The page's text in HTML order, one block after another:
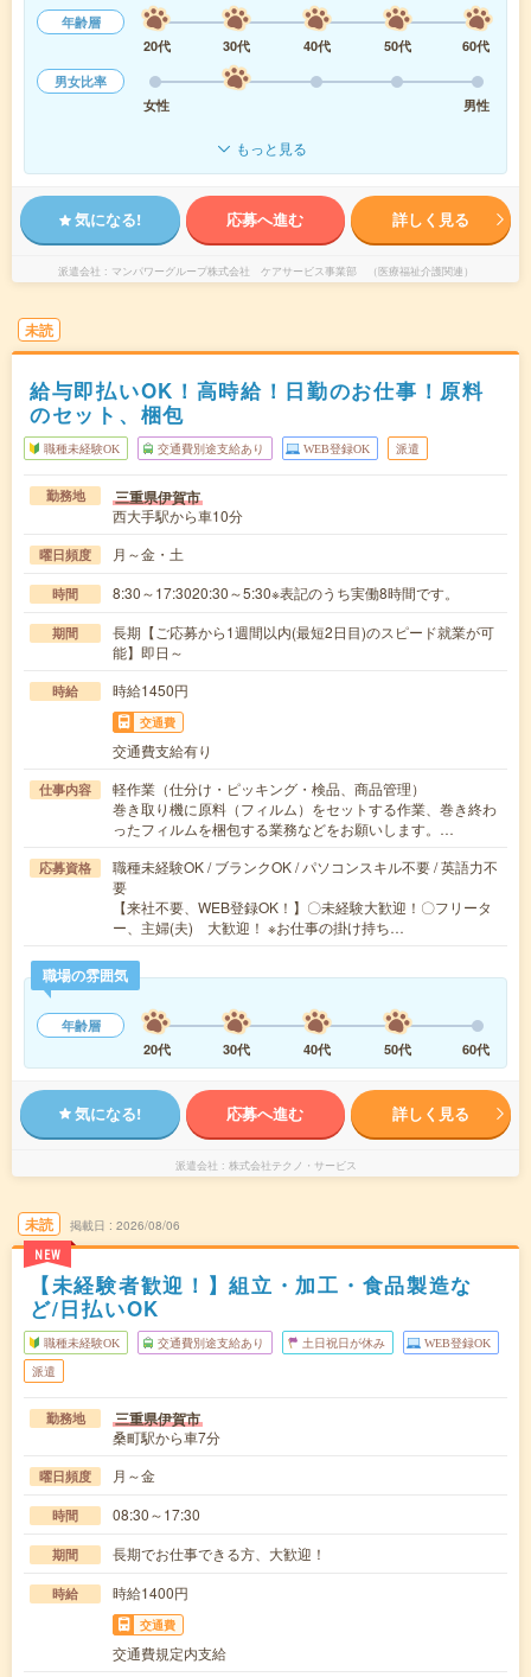
年齢層
20代
30代 40代 50代
60代
男女比率
女性
男性
もっと見る
気になる! 応募へ進む 詳しく見る
派遣会社 マンパワーグループ株式会社 ケアサービス事業部 （医療福祉介護関連）
未読
給与即払いOK！高時給！日勤のお仕事！原料
のセット、梱包
職種未経験OK 交通費別途支給あり WEB登録OK 派遣
勤務地 三重県伊賀市
西大手駅から車10分
曜日頻度 月～金・土
時間 8:30～17:3020:30～5:30※表記のうち実働8時間です。
期間
長期【ご応募から1週間以内(最短2日目)のスピード就業が可
能】即日～
時給 時給1450円
交通費
交通費支給有り
仕事内容
軽作業（仕分け・ピッキング・検品、商品管理）
巻き取り機に原料（フィルム）をセットする作業、巻き終わ
ったフィルムを梱包する業務などをお願いします。…
応募資格
職種未経験OK / ブランクOK / パソコンスキル不要 / 英語力不
要
【来社不要、WEB登録OK！】〇未経験大歓迎！〇フリータ
ー、主婦(夫) 大歓迎！ ※お仕事の掛け持ち…
職場の雰囲気
年齢層
20代
30代 40代 50代 60代
気になる! 応募へ進む 詳しく見る
派遣会社 株式会社テクノ・サービス
未読
NEW
掲載日 2026/08/06
【未経験者歓迎！】組立・加工・食品製造な
ど/日払いOK
職種未経験OK 交通費別途支給あり 土日祝日が休み WEB登録OK
派遣
勤務地 三重県伊賀市
桑町駅から車7分
曜日頻度 月～金
時間 08:30～17:30
期間 長期でお仕事できる方、大歓迎！
時給 時給1400円
交通費
交通費規定内支給